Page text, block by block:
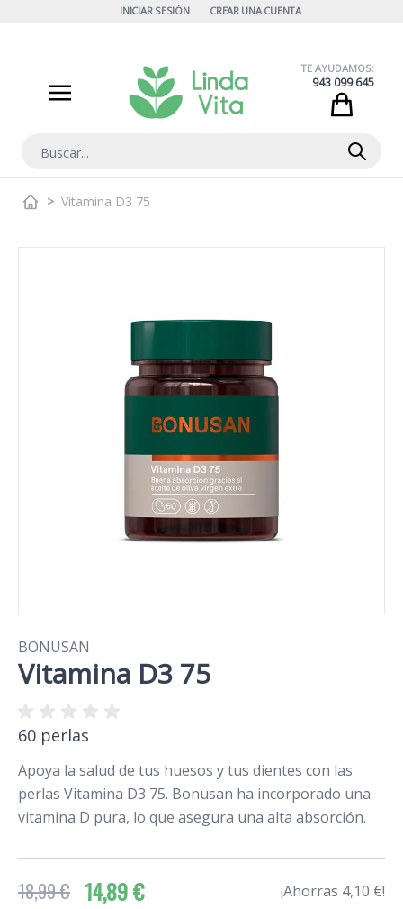
INICIAR SESIÓN CREAR UNA CUENTA
Buscar
TE AYUDAMOS:
943 099 645
> Vitamina D3 75
BONUSAN
Vitamina D3 75
60 perlas
Apoya la salud de tus huesos y tus dientes con las
perlas Vitamina D3 75. Bonusan ha incorporado una
vitamina D pura, lo que asegura una alta absorción.
18,99 € 14,89 € ¡Ahorras 4,10 €!